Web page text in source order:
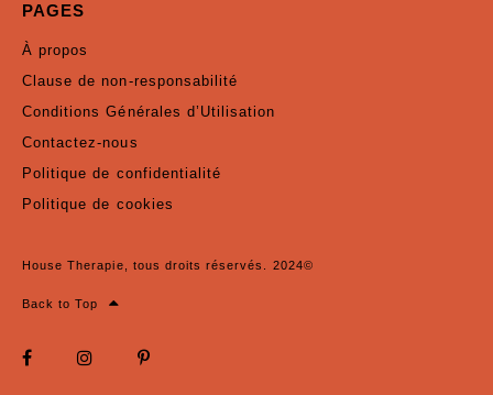
PAGES
À propos
Clause de non-responsabilité
Conditions Générales d’Utilisation
Contactez-nous
Politique de confidentialité
Politique de cookies
House Therapie, tous droits réservés. 2024©
Back to Top